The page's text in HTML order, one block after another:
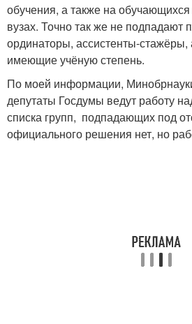
обучения, а также на
вузах. Точно так же не подпадают
ординаторы, ассистенты-стажёры,
имеющие учёную степень.
По моей информации,
депутаты Госдумы ведут работу
списка групп, подпадающих под
официального решения нет, но